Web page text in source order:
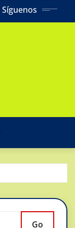
Síguenos
Go